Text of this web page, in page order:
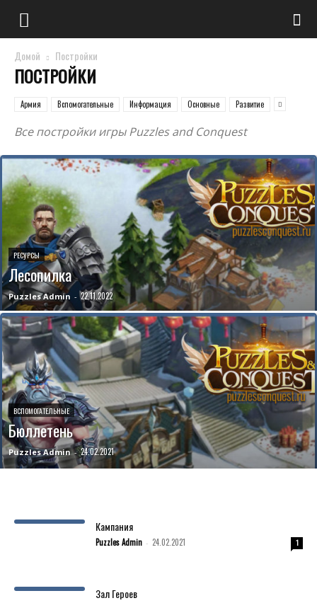
Домой Постройки
ПОСТРОЙКИ
Армия Вспомогательные Информация Основные Развитие
Все постройки игры Puzzles and Conquest
РЕСУРСЫ
Лесопилка
Puzzles Admin - 22.11.2022
ВСПОМОГАТЕЛЬНЫЕ
Бюллетень
Puzzles Admin - 24.02.2021
Кампания
Puzzles Admin - 24.02.2021 1
Зал Героев